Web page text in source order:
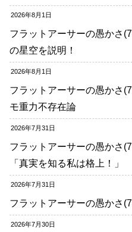
2026年8月1日
フラットアーサーの愚かさ
の星空を説明！
2026年8月1日
フラットアーサーの愚かさ
モ重力不存在論
2026年7月31日
フラットアーサーの愚かさ
「真実を知る私は格上！」
2026年7月31日
フラットアーサーの愚かさ
2026年7月30日